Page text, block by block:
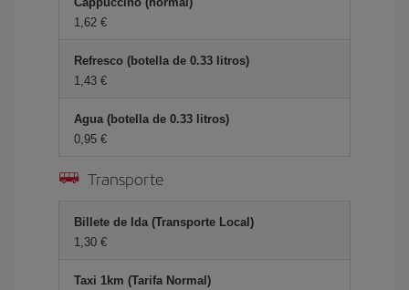
1,62 €
Refresco (botella de 0.33 litros)
1,43 €
Agua (botella de 0.33 litros)
0,95 €
Transporte
Billete de Ida (Transporte Local)
1,30 €
Taxi 1km (Tarifa Normal)